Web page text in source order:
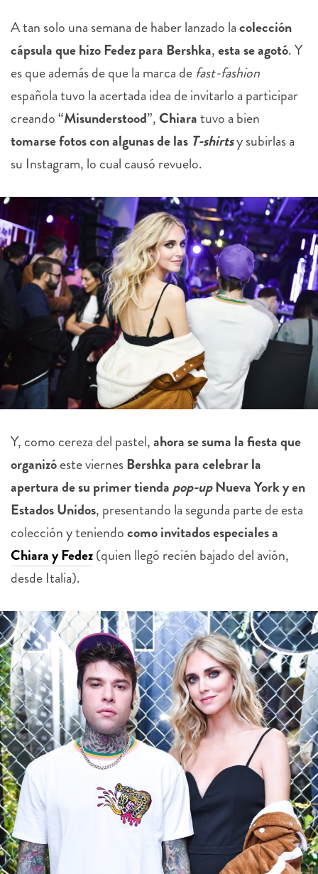
A tan solo una semana de haber lanzado lacolección
cápsula que hizo Fedez para Bershka,esta se agotó. Y
es que además de que la marca de fast-fashion
española tuvo la acertada idea de invitarlo a participar
creando “Misunderstood”,Chiaratuvo a bien
tomarse fotos con algunas de las T-shirtsy subirlas a
su Instagram, lo cual causó revuelo.
Y, como cereza del pastel,ahora se suma la fiesta que
organizóeste viernesBershka para celebrar la
apertura de su primer tiendapop-upNueva York y en
Estados Unidos, presentando la segunda parte de esta
colección y teniendocomo invitados especiales a
Chiara y Fedez(quien llegó recién bajado del avión,
desde Italia).